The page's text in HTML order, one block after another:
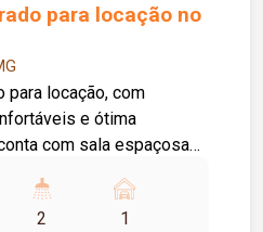
para locação no
para locação, com
e ótima
com sala espaçosa
pedra, além de área de
São 03 quartos, sendo
2 1